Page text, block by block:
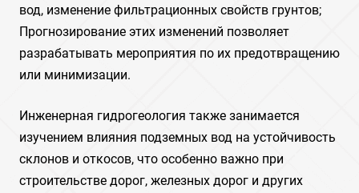
вод, изменение фильтрационных свойств грунтов;
Прогнозирование этих изменений позволяет
разрабатывать мероприятия по их предотвращению
или минимизации.
Инженерная гидрогеология также занимается
изучением влияния подземных вод на устойчивость
склонов и откосов, что особенно важно при
строительстве дорог, железных дорог и других